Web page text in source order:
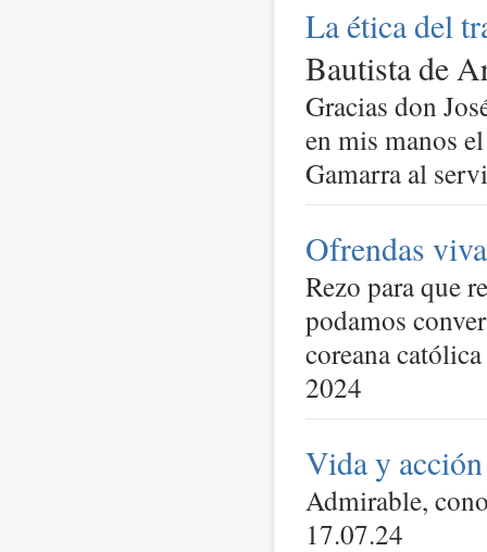
La ética del
Bautista de
Gracias don
en mis manos
Gamarra al
Ofrendas
Rezo para que
podamos
coreana
2024
Vida y
Admirable,
17.07.24